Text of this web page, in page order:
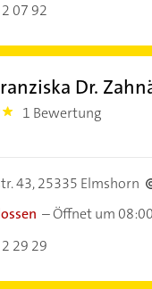
07 92
Dr.
1 Bewertung
43,25335 Elmshorn
–Öffnet um 08:00
29 29